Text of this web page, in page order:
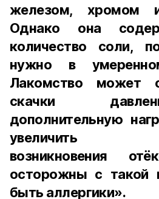
железом, хромом
Однако она
количество соли,
нужно в
Лакомство может
скачки
дополнительную
увеличить
возникновения
осторожны с
быть аллергики».